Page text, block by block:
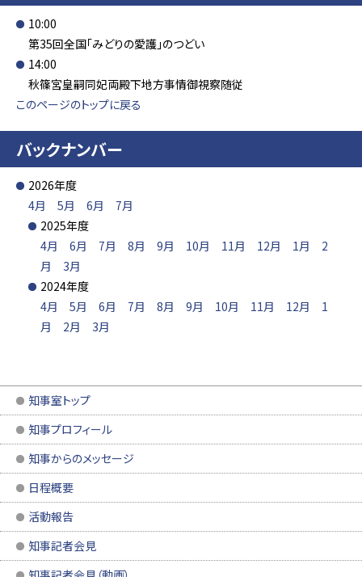
10:00
第35回全国「みどりの愛護」のつどい
14:00
秋篠宮皇嗣同妃両殿下地方事情御視察随従
このページのトップに戻る
バックナンバー
2026年度
4月
5月 6月
7月
2025年度
4月
6月 7月 8月 9月 10月 11月 12月 1月
2
月
3月
2024年度
4月
5月 6月 7月 8月 9月 10月 11月 12月
1
月
2月 3月
知事室トップ
知事プロフィール
知事からのメッセージ
日程概要
活動報告
知事記者会見